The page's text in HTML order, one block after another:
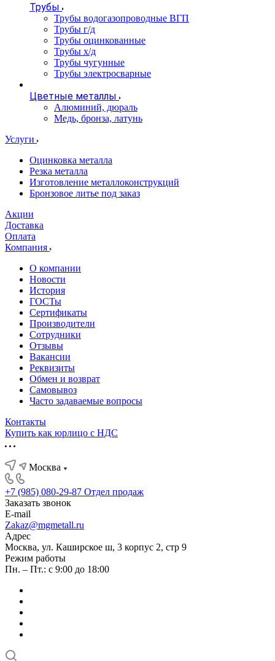
Трубы
Трубы водогазопроводные ВГП
Трубы г/д
Трубы оцинкованные
Трубы х/д
Трубы чугунные
Трубы электросварные
Цветные металлы
Алюминий, дюраль
Медь, бронза, латунь
Услуги
Оцинковка металла
Резка металла
Изготовление металлоконструкций
Бронзовое литье под заказ
Акции
Доставка
Оплата
Компания
О компании
Новости
История
ГОСТы
Сертификаты
Производители
Сотрудники
Отзывы
Вакансии
Реквизиты
Обмен и возврат
Самовывоз
Часто задаваемые вопросы
Контакты
Купить как юрлицо с НДС
Москва
+7 (985) 080-29-87 Отдел продаж
Заказать звонок
E-mail
Zakaz@mgmetall.ru
Адрес
Москва, ул. Каширское ш, 3 корпус 2, стр 9
Режим работы
Пн. – Пт.: с 9:00 до 18:00